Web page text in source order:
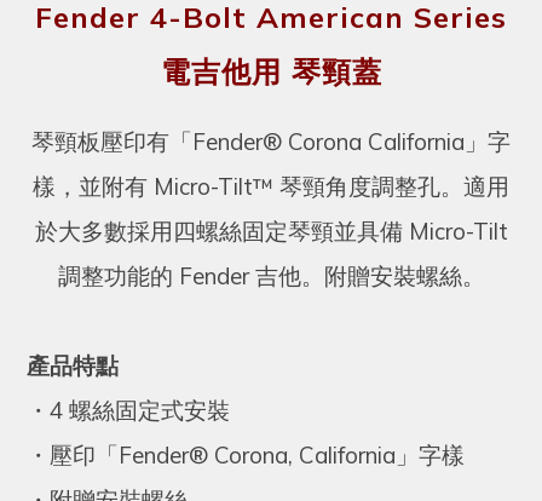
Fender 4-Bolt American Series
電吉他用 琴頸蓋
琴頸板壓印有「Fender® Corona California」字
樣，並附有 Micro-Tilt™ 琴頸角度調整孔。適用
於大多數採用四螺絲固定琴頸並具備 Micro-Tilt
調整功能的 Fender 吉他。附贈安裝螺絲。
產品特點
・4 螺絲固定式安裝
・壓印「Fender® Corona, California」字樣